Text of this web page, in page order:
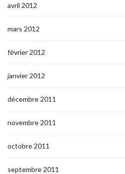
avril 2012
mars 2012
février 2012
janvier 2012
décembre 2011
novembre 2011
octobre 2011
septembre 2011